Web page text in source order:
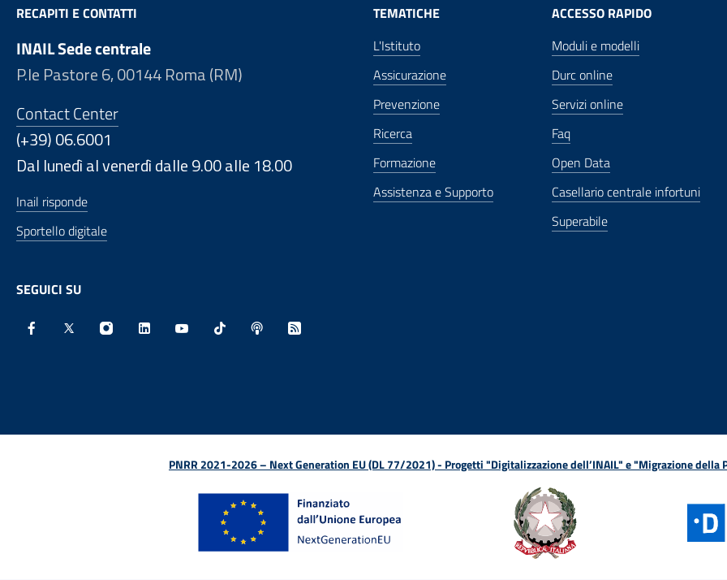
RECAPITI E CONTATTI
INAIL Sede centrale
P.le Pastore 6, 00144 Roma (RM)
Contact Center
(+39) 06.6001
Dal lunedì al venerdì dalle 9.00 alle 18.00
Inail risponde
Sportello digitale
SEGUICI SU
TEMATICHE
L'Istituto
Assicurazione
Prevenzione
Ricerca
Formazione
Assistenza e Supporto
ACCESSO RAPIDO
Moduli e modelli
Durc online
Servizi online
Faq
Open Data
Casellario centrale infortuni
Superabile
PNRR 2021-2026 – Next Generation EU (DL 77/2021) - Progetti "Digitalizzazione dell’INAIL" e "Migrazione della